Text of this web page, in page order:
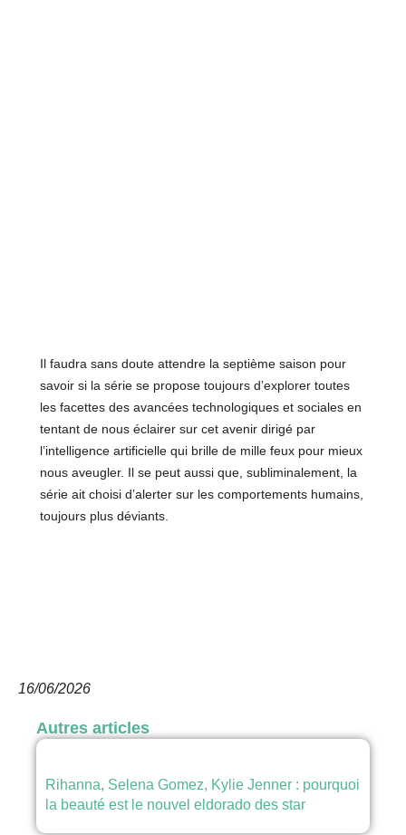
Il faudra sans doute attendre la septième saison pour
savoir si la série se propose toujours d’explorer toutes
les facettes des avancées technologiques et sociales en
tentant de nous éclairer sur cet avenir dirigé par
l’intelligence artificielle qui brille de mille feux pour mieux
nous aveugler. Il se peut aussi que, subliminalement, la
série ait choisi d’alerter sur les comportements humains,
toujours plus déviants.
16/06/2026
Autres articles
Rihanna, Selena Gomez, Kylie Jenner : pourquoi
la beauté est le nouvel eldorado des star